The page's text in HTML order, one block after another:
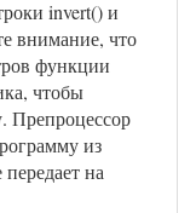
invert() и
внимание, что
функции
чтобы
Препроцессор
из
на